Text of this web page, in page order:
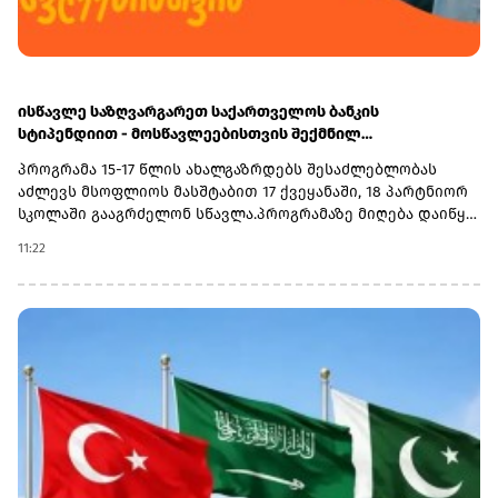
ისწავლე საზღვარგარეთ საქართველოს ბანკის
სტიპენდიით - მოსწავლეებისთვის შექმნილ
პროგრამა 15-17 წლის ახალგაზრდებს შესაძლებლობას
აძლევს მსოფლიოს მასშტაბით 17 ქვეყანაში, 18 პარტნიორ
სკოლაში გააგრძელონ სწავლა.პროგრამაზე მიღება დაიწყო
მსოფლიო სკოლები (UWC) წარმოადგენს საერთაშორისო
საგანმანათლებლო მოძრაობას ახალგაზრდებისთვის,
სხვადასხვა ერისა და კულტურის დასაახლოებლად და ამ
გზით შეუწყოს ხელი მშვიდობიანი და მდგრადი მომავლის
შექმნას. UWC მსოფლიოს სხვადასხვა კონტინენტის 18
საერთაშორისო სკოლასა და კოლეჯს აერთიანებს.
პროგრამის ფარგლებში სწავლება მიმდინარეობს 17
სხვადასხვა ქვეყანაში, მათ შორის − კანადაში, აშშ-ში,
ჩინეთში, იაპონიაში, ტაილანდში, გერმანიასა და
11:22